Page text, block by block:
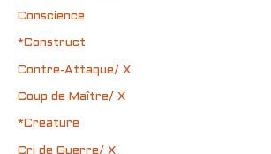
Conscience
*Construct
Contre-Attaque/ X
Coup de Maître/ X
*Creature
Cri de Guerre/ X